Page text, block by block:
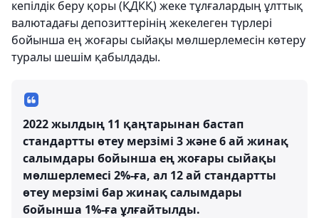
кепілдік беру қоры (ҚДКҚ) жеке тұлғалардың ұлттық
валютадағы депозиттерінің жекелеген түрлері
бойынша ең жоғары сыйақы мөлшерлемесін көтеру
туралы шешім қабылдады.
2022 жылдың 11 қаңтарынан бастап
стандартты өтеу мерзімі 3 және 6 ай жинақ
салымдары бойынша ең жоғары сыйақы
мөлшерлемесі 2%-ға, ал 12 ай стандартты
өтеу мерзімі бар жинақ салымдары
бойынша 1%-ға ұлғайтылды.